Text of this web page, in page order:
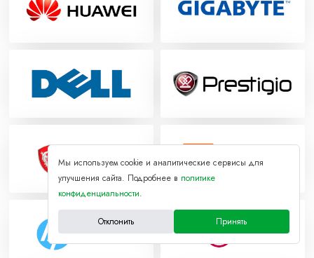
Мы используем cookie и аналитические сервисы для
улучшения сайта. Подробнее в политике
конфиденциальности.
Отклонить Принять